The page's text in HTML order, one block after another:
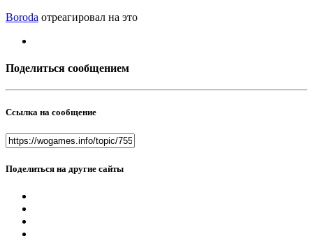
Boroda отреагировал на это
Поделиться сообщением
Ссылка на сообщение
Поделиться на другие сайты